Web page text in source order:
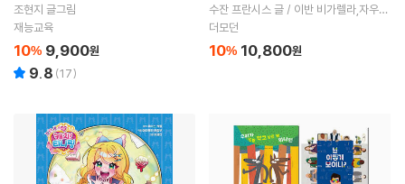
조현지 글그림
재능교육
10% 9,900원
9.8 (17)
수잔 프란시스 글 / 이반 비가렐라,자우셉
디마이오 그림 / 박혜원 역
더모던
10% 10,800원